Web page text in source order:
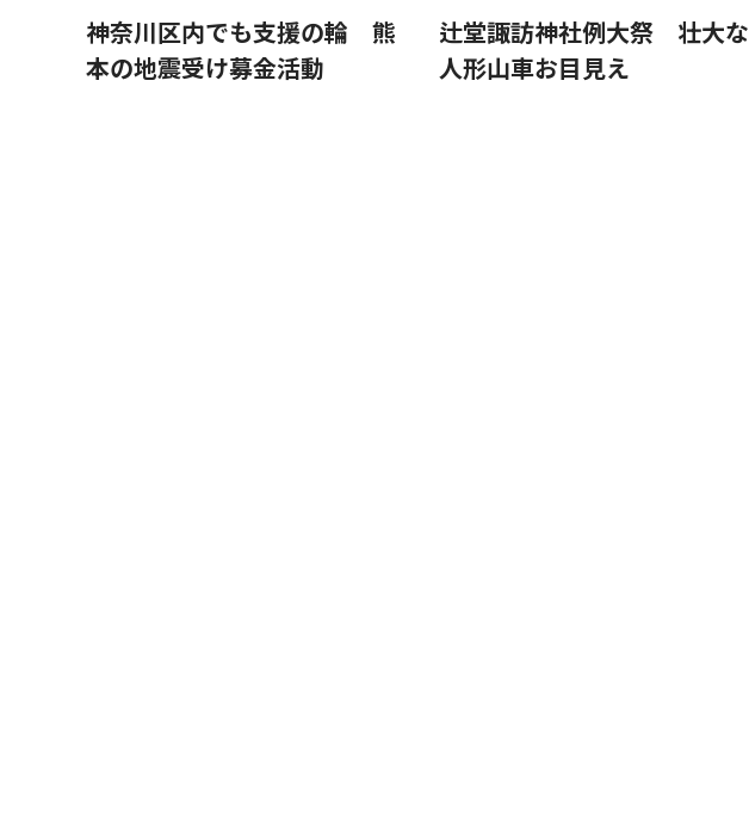
神奈川区内でも支援の輪 熊
本の地震受け募金活動
辻堂諏訪神社例大祭 壮大な
人形山車お目見え